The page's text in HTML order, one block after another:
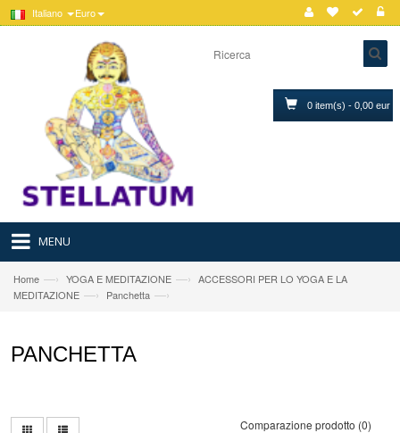
Italiano Euro
0 item(s) - 0,00 eur
MENU
Home —› YOGA E MEDITAZIONE —› ACCESSORI PER LO YOGA E LA
MEDITAZIONE —› Panchetta —›
PANCHETTA
Comparazione prodotto (0)